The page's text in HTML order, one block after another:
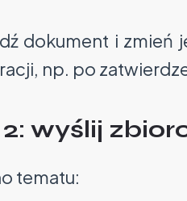
dokument i zmień
np. po
wyślij
tematu: